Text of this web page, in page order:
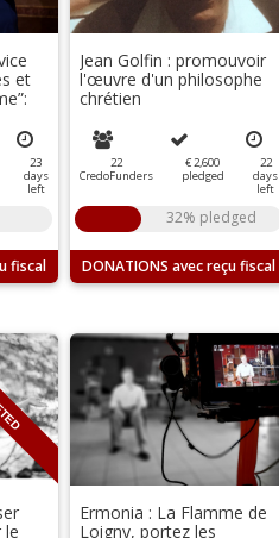
et
23
days
left
Jean Golfin : promouvoir
l'œuvre d'un philosophe
chrétien
22
CredoFunders
€ 2,600
pledged
22
days
left
32% pledged
DONATIONS
le
Ermonia : La Flamme de
Loigny, portez les